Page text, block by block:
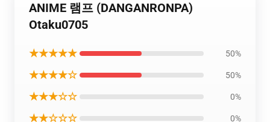
ANIME 램프 (DANGANRONPA)
Otaku0705
★★★★★ 50%
★★★★☆ 50%
★★★☆☆ 0%
★★☆☆☆ 0%